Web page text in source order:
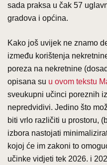
sada praksa u čak 57
gradova i općina.
Kako još uvijek ne znamo
između korištenja
poreza na nekretnine
opisana su u ovom tekstu
sveukupni učinci poreznih
nepredvidivi. Jedino što
biti vrlo različiti u prostoru,
izbora nastojati
kojoj će im zakoni to
učinke vidjeti tek 2026. i